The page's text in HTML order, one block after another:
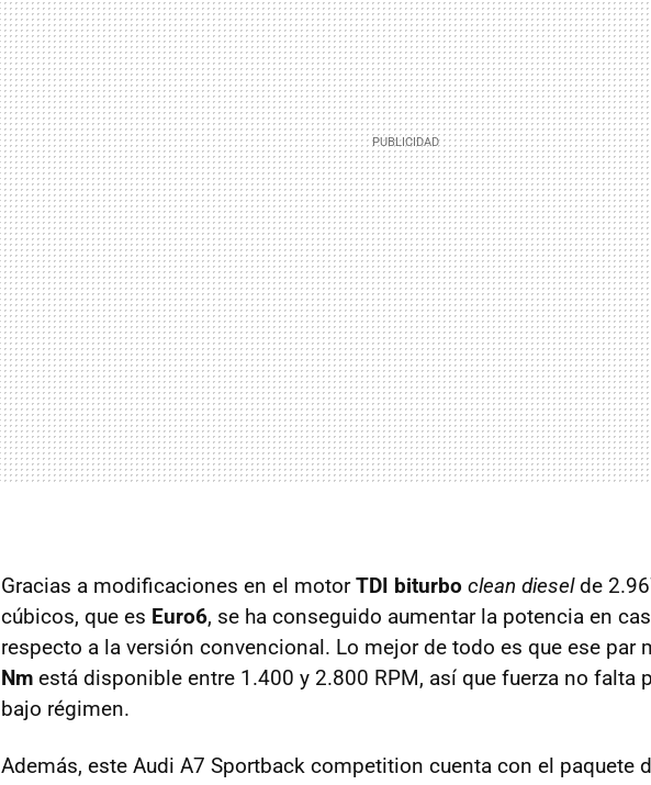
Gracias a modificaciones en el motorTDI biturbo clean dieselde
cúbicos, que es Euro6, se ha conseguido aumentar la potencia en
respecto a la versión convencional. Lo mejor de todo es que ese par
Nm está disponible entre 1.400 y 2.800 RPM, así que fuerza no falta
bajo régimen.
Además, este Audi A7 Sportback competition cuenta con el paquete